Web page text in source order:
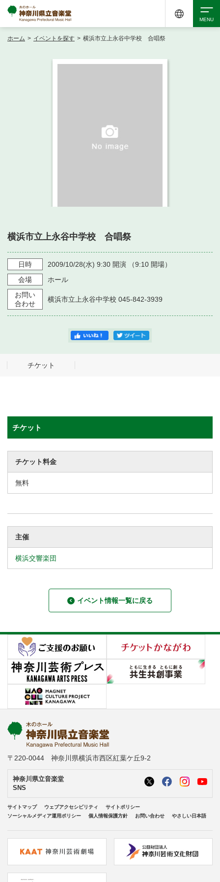
・ よくある質問
・ 施設を借りる
・ 空き状況
・ 抽選対象日
・ 利用料金
音楽堂について
・ 音楽堂のご案内
・ フロアマップ
・ 芸術参与
神奈川県立音楽堂
SNS
ホーム > イベントを探す > 横浜市立上永谷中学校 合唱祭
横浜市立上永谷中学校 合唱祭
日時 2009/10/28(水) 9:30 開演 （9:10 開場）
会場
ホール
お問い
合わせ
横浜市立上永谷中学校 045-842-3939
チケット
チケット
チケット料金
無料
主催
横浜交響楽団
イベント情報一覧に戻る
〒220-0044 神奈川県横浜市西区紅葉ケ丘9-2
神奈川県立音楽堂
SNS
サイトマップ ウェブアクセシビリティ
サイトポリシー
ソーシャルメディア運用ポリシー
個人情報保護方針 お問い合わせ やさしい日本語